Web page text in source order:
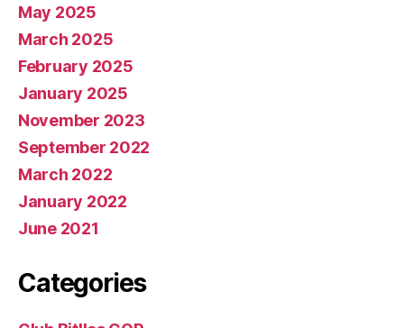
May 2025
March 2025
February 2025
January 2025
November 2023
September 2022
March 2022
January 2022
June 2021
Categories